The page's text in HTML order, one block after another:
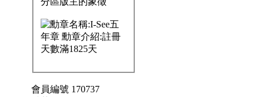
會員編號 170737